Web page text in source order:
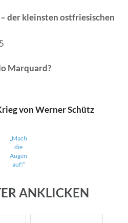
der kleinsten ostfriesischen
Marquard?
von Werner Schütz
„Mach
die
Augen
auf!“
ANKLICKEN